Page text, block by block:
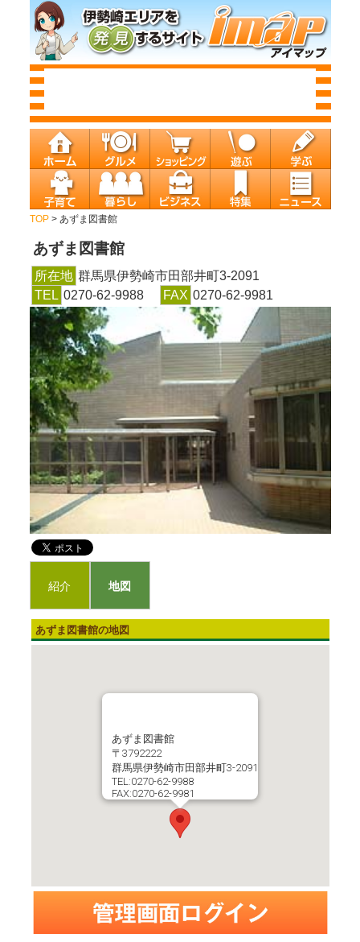
TOP> あずま図書館
あずま図書館
所在地 群馬県伊勢崎市田部井町3-2091
TEL 0270-62-9988 FAX 0270-62-9981
紹介 地図
あずま図書館の地図
あずま図書館
〒3792222
群馬県伊勢崎市田部井町3-2091
TEL:0270-62-9988
FAX:0270-62-9981